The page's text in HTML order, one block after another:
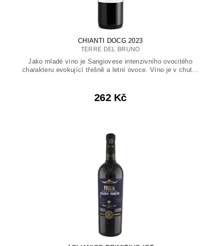
CHIANTI DOCG 2023
TERRE DEL BRUNO
Jako mladé víno je Sangiovese intenzivního ovocitého
charakteru evokující třešně a letní ovoce. Víno je v chut...
262 Kč